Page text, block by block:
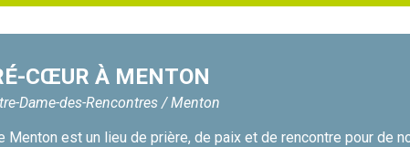
CŒUR À MENTON
Dame-des-Rencontres / Menton
Menton est un lieu de prière, de paix et de rencontre pour de